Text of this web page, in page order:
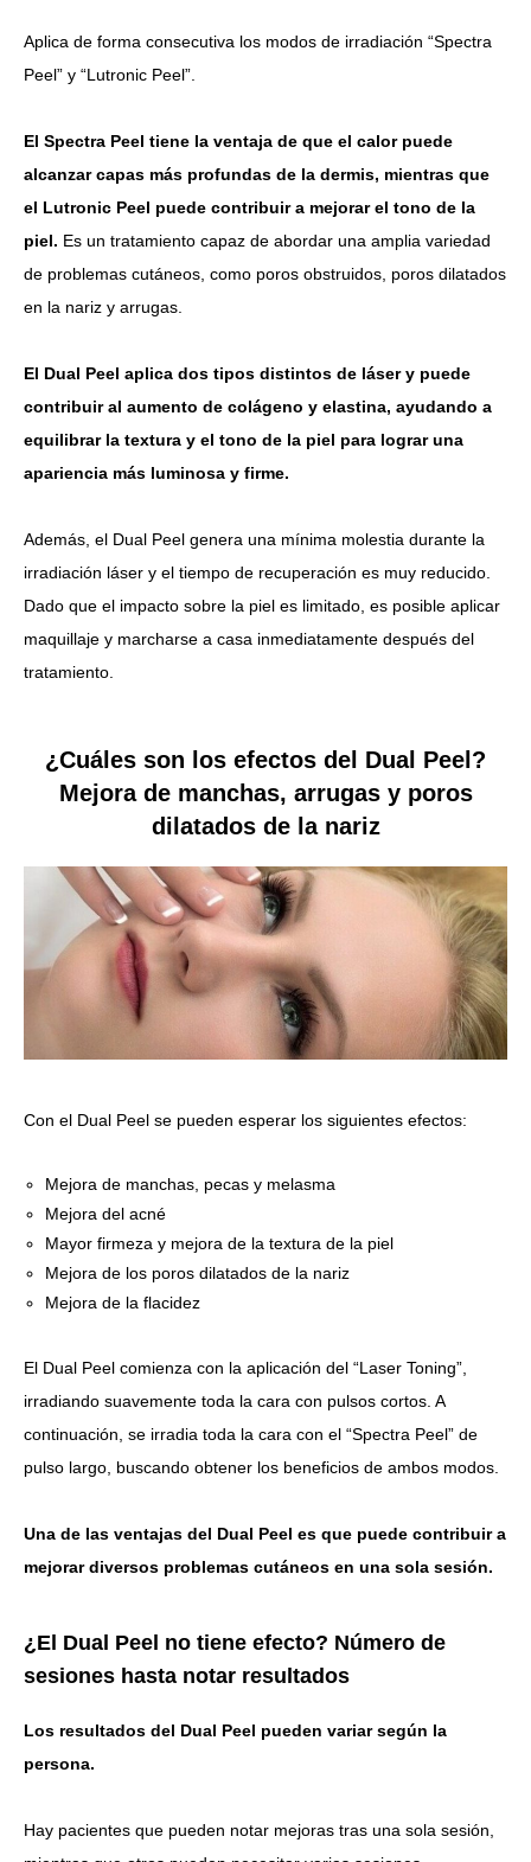
Aplica de forma consecutiva los modos de irradiación “Spectra
Peel” y “Lutronic Peel”.
El Spectra Peel tiene la ventaja de que el calor puede
alcanzar capas más profundas de la dermis, mientras que
el Lutronic Peel puede contribuir a mejorar el tono de la
piel. Es un tratamiento capaz de abordar una amplia variedad
de problemas cutáneos, como poros obstruidos, poros dilatados
en la nariz y arrugas.
El Dual Peel aplica dos tipos distintos de láser y puede
contribuir al aumento de colágeno y elastina, ayudando a
equilibrar la textura y el tono de la piel para lograr una
apariencia más luminosa y firme.
Además, el Dual Peel genera una mínima molestia durante la
irradiación láser y el tiempo de recuperación es muy reducido.
Dado que el impacto sobre la piel es limitado, es posible aplicar
maquillaje y marcharse a casa inmediatamente después del
tratamiento.
¿Cuáles son los efectos del Dual Peel?
Mejora de manchas, arrugas y poros
dilatados de la nariz
Con el Dual Peel se pueden esperar los siguientes efectos:
Mejora de manchas, pecas y melasma
Mejora del acné
Mayor firmeza y mejora de la textura de la piel
Mejora de los poros dilatados de la nariz
Mejora de la flacidez
El Dual Peel comienza con la aplicación del “Laser Toning”,
irradiando suavemente toda la cara con pulsos cortos. A
continuación, se irradia toda la cara con el “Spectra Peel” de
pulso largo, buscando obtener los beneficios de ambos modos.
Una de las ventajas del Dual Peel es que puede contribuir a
mejorar diversos problemas cutáneos en una sola sesión.
¿El Dual Peel no tiene efecto? Número de
sesiones hasta notar resultados
Los resultados del Dual Peel pueden variar según la
persona.
Hay pacientes que pueden notar mejoras tras una sola sesión,